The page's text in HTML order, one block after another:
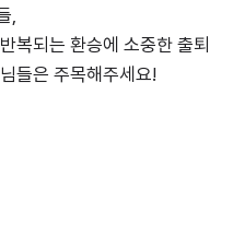
,
복되는 환승에 소중한 출퇴
들은 주목해주세요!